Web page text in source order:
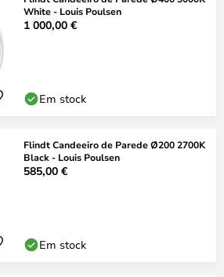
White - Louis Poulsen
1 000,00 €
Em stock
Flindt Candeeiro de Parede Ø200 2700K
Black - Louis Poulsen
585,00 €
Em stock